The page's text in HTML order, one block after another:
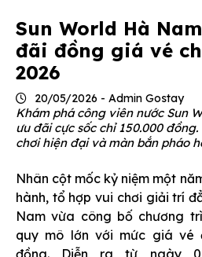
Sun World Hà
đãi đồng giá vé
2026
20/05/2026 - Admin Gostay
Khám phá công viên nước Sun
ưu đãi cực sốc chỉ 150.000
chơi hiện đại và màn bắn pháo
Nhân cột mốc kỷ niệm một
hành, tổ hợp vui chơi giải trí
Nam vừa công bố chương
quy mô lớn với mức giá vé
đồng. Diễn ra từ ngày